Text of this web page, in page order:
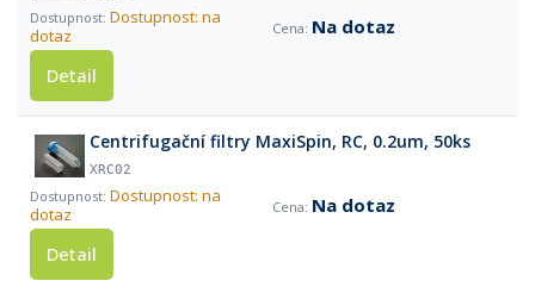
Dostupnost: na
dotaz
Na dotaz
Detail
Centrifugační filtry MaxiSpin, RC, 0.2um, 50ks
XRC02
Dostupnost: na
dotaz
Na dotaz
Detail